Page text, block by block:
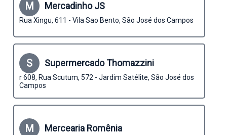
M Mercadinho JS
Rua Xingu, 611 - Vila Sao Bento, São José dos Campos
S Supermercado Thomazzini
r 608, Rua Scutum, 572 - Jardim Satélite, São José dos
Campos
M Mercearia Romênia